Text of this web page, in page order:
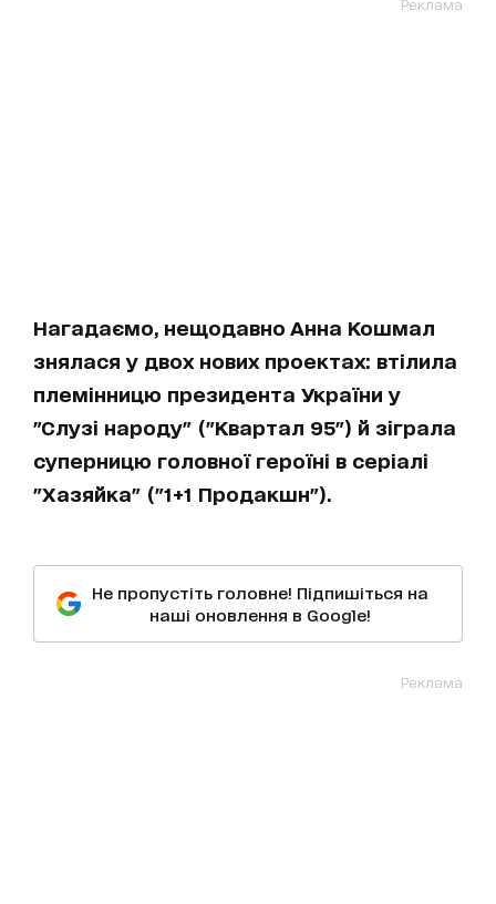
Реклама
Нагадаємо, нещодавно Анна Кошмал
знялася у двох нових проектах: втілила
племінницю президента України у
"Слузі народу" ("Квартал 95") й зіграла
суперницю головної героїні в серіалі
"Хазяйка" ("1+1 Продакшн").
Не пропустіть головне! Підпишіться на
наші оновлення в Google!
Реклама